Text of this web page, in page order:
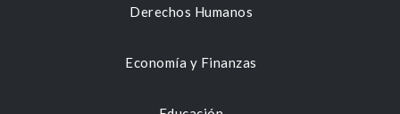
Derechos Humanos
Economía y Finanzas